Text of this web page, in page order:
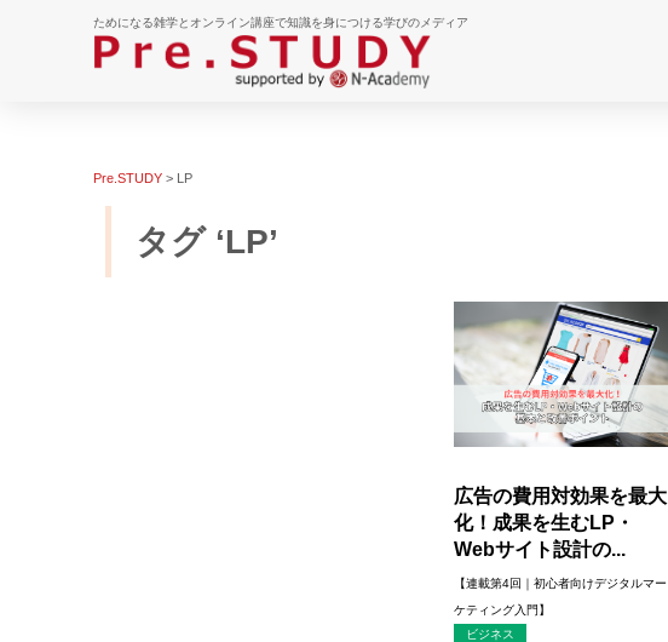
ためになる雑学とオンライン講座で知識を身につける学びのメディア
Pre.STUDY > LP
タグ ‘LP’
広告の費用対効果を最大
化！成果を生むLP・
Webサイト設計の...
【連載第4回｜初心者向けデジタルマー
ケティング入門】
ビジネス